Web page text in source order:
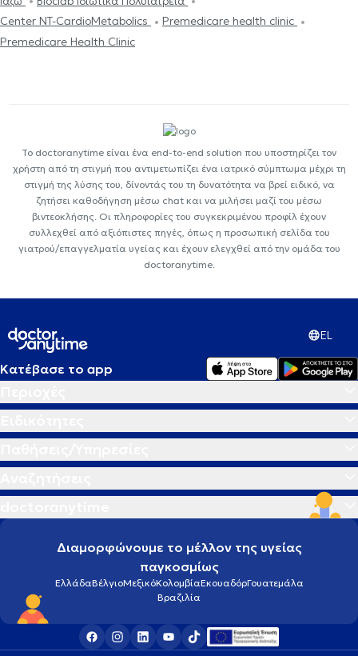
Center NT-CardioMetabolics
Premedicare health clinic
Premedicare Health Clinic
Το doctoranytime είναι ένα end-to-end solution που υποστηρίζει τον
χρήστη από τη στιγμή που αντιμετωπίζει ένα ιατρικό σύμπτωμα μέχρι τη
στιγμή της λύσης του, δίνοντάς του τη δυνατότητα να βρεί ειδικό, να
ζητήσει καθοδήγηση μέσω chat και να μιλήσει μαζί του μέσω
βιντεοκλήσης. Οι πληροφορίες του συγκεκριμένου προφίλ έχουν
συλλεχθεί από αξιόπιστες πηγές, όπως η προσωπική σελίδα του
γιατρού/επαγγελματία υγείας και έχουν ελεγχθεί από την ομάδα του
doctoranytime.
EL
Κατέβασε το app
Διαμορφώνουμε το μέλλον της υγείας
παγκοσμίως
ΕλλάδαΒέλγιοΜεξικόΚολομβίαΕκουαδόρΓουατεμάλα
Βραζιλία